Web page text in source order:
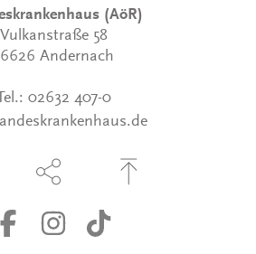
(AöR)
Vulkanstraße 58
Andernach
Tel.: 02632 407-0